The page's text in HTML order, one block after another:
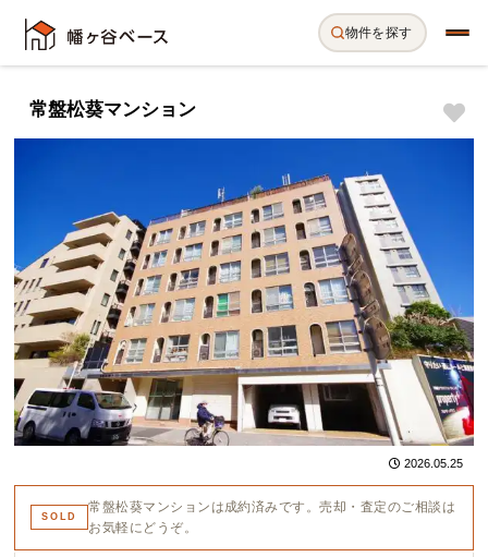
物件を探す
常盤松葵マンション
2026.05.25
SOLD
常盤松葵マンションは成約済みです。売却・査定のご相談は
お気軽にどうぞ。